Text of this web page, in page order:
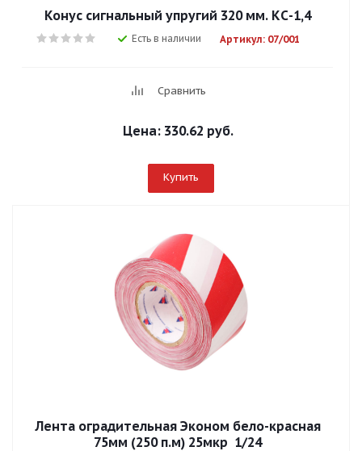
Конус сигнальный упругий 320 мм. КС-1,4
Есть в наличии Артикул: 07/001
Сравнить
Цена: 330.62 руб.
Купить
Лента оградительная Эконом бело-красная
75мм (250 п.м) 25мкр 1/24